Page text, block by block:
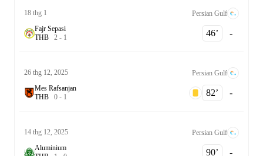
18 thg 1
Persian Gulf
Fajr Sepasi
THB 2 - 1 46‎’‎ -
26 thg 12, 2025
Persian Gulf
Mes Rafsanjan
THB 0 - 1 82‎’‎ -
14 thg 12, 2025
Persian Gulf
Aluminium
90‎’‎ -